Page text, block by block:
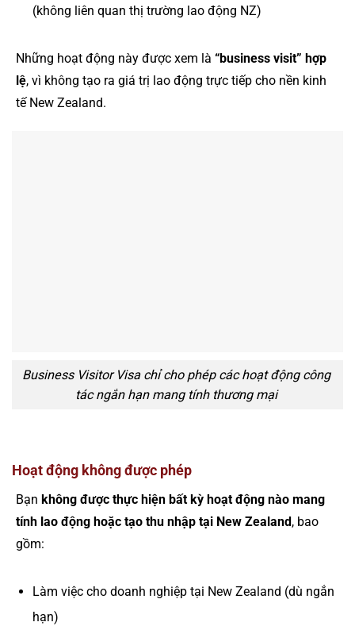
(không liên quan thị trường lao động NZ)
Những hoạt động này được xem là “business visit” hợp
lệ, vì không tạo ra giá trị lao động trực tiếp cho nền kinh
tế New Zealand.
Business Visitor Visa chỉ cho phép các hoạt động công
tác ngắn hạn mang tính thương mại
Hoạt động không được phép
Bạn không được thực hiện bất kỳ hoạt động nào mang
tính lao động hoặc tạo thu nhập tại New Zealand , bao
gồm:
Làm việc cho doanh nghiệp tại New Zealand (dù ngắn
hạn)